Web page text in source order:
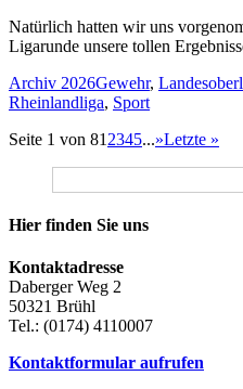
Natürlich hatten wir uns
Ligarunde unsere tollen
Kategorien
Archiv 2026Schlagworte
Gewehr,
Rheinlandliga, Sport
Beitragsnavigation
Seite 1 von 81 2345...»Letzte »
Hier finden Sie uns
Kontaktadresse
Daberger Weg 2
50321 Brühl
Tel.: (0174) 4110007
Kontaktformular aufrufen